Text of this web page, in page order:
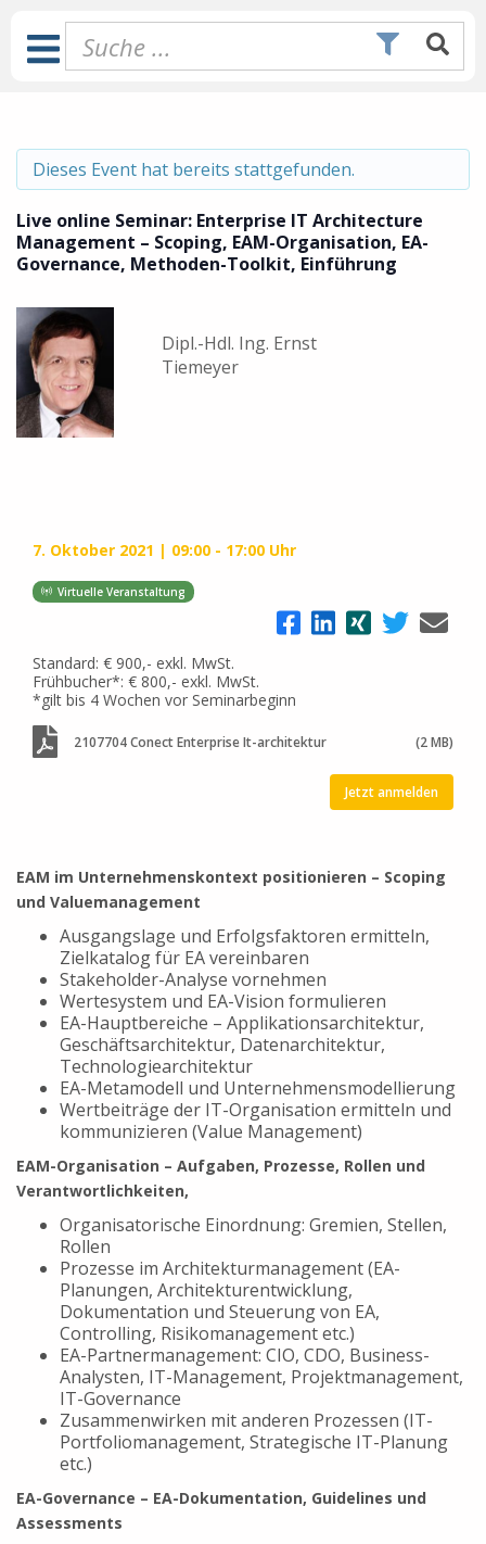
Inhalt
springen
Toggle
Navigation
Dieses Event hat bereits stattgefunden.
Live online Seminar: Enterprise IT Architecture
Management – Scoping, EAM-Organisation, EA-
Governance, Methoden-Toolkit, Einführung
Dipl.-Hdl. Ing. Ernst
Tiemeyer
7. Oktober 2021 09:00 - 17:00 Uhr
Virtuelle Veranstaltung
Standard: € 900,- exkl. MwSt.
Frühbucher*: € 800,- exkl. MwSt.
*gilt bis 4 Wochen vor Seminarbeginn
2107704 Conect Enterprise It-architektur (2 MB)
Jetzt anmelden
EAM im Unternehmenskontext positionieren – Scoping
und Valuemanagement
Ausgangslage und Erfolgsfaktoren ermitteln,
Zielkatalog für EA vereinbaren
Stakeholder-Analyse vornehmen
Wertesystem und EA-Vision formulieren
EA-Hauptbereiche – Applikationsarchitektur,
Geschäftsarchitektur, Datenarchitektur,
Technologiearchitektur
EA-Metamodell und Unternehmensmodellierung
Wertbeiträge der IT-Organisation ermitteln und
kommunizieren (Value Management)
EAM-Organisation – Aufgaben, Prozesse, Rollen und
Verantwortlichkeiten,
Organisatorische Einordnung: Gremien, Stellen,
Rollen
Prozesse im Architekturmanagement (EA-
Planungen, Architekturentwicklung,
Dokumentation und Steuerung von EA,
Controlling, Risikomanagement etc.)
EA-Partnermanagement: CIO, CDO, Business-
Analysten, IT-Management, Projektmanagement,
IT-Governance
Zusammenwirken mit anderen Prozessen (IT-
Portfoliomanagement, Strategische IT-Planung
etc.)
EA-Governance – EA-Dokumentation, Guidelines und
Assessments